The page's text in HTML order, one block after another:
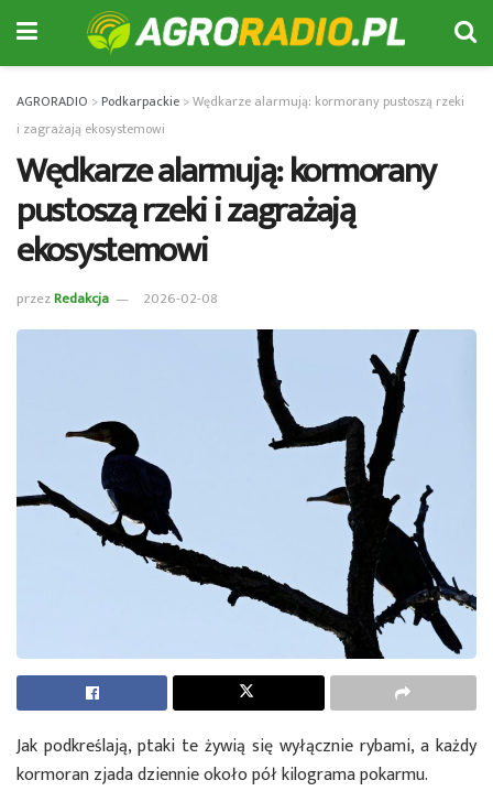
AGRORADIO >Podkarpackie >Wędkarze alarmują: kormorany pustoszą rzeki
i zagrażają ekosystemowi
Wędkarze alarmują: kormorany
pustoszą rzeki i zagrażają
ekosystemowi
przezRedakcja 2026-02-08
Jak podkreślają, ptaki te żywią się wyłącznie rybami, a każdy
kormoran zjada dziennie około pół kilograma pokarmu.